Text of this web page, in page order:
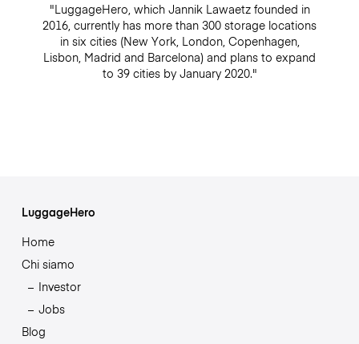
"LuggageHero, which Jannik Lawaetz founded in
2016, currently has more than 300 storage locations
in six cities (New York, London, Copenhagen,
Lisbon, Madrid and Barcelona) and plans to expand
to 39 cities by January 2020."
LuggageHero
Home
Chi siamo
Investor
Jobs
Blog